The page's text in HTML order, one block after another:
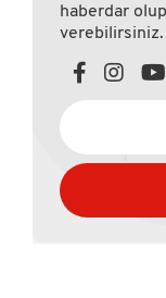
haberdar
verebilirsiniz.